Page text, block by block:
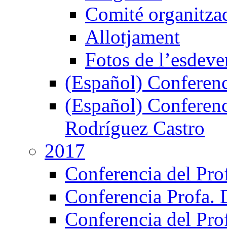
Comité
Allotjament
Fotos de
(Español)
(Español)
Rodríguez Castro
2017
Conferencia del
Conferencia Profa.
Conferencia del